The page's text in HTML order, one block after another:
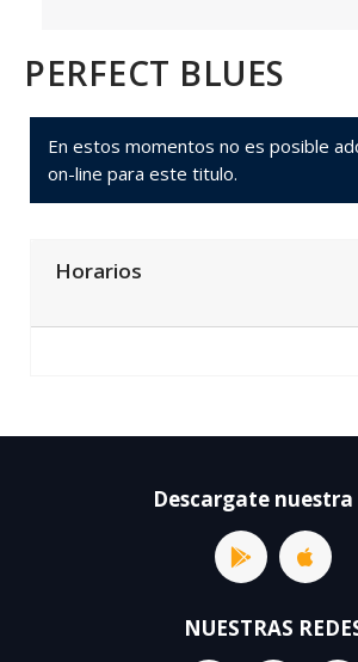
PERFECT BLUES
En estos momentos no es posible
on-line para este titulo.
Horarios
Descargate nuestra
NUESTRAS